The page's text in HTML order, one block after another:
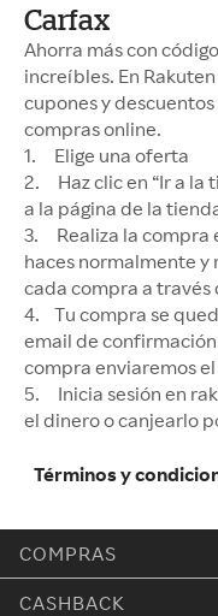
Carfax
Ahorra más con
increíbles. En
cupones y
compras online.
1. Elige una oferta
2. Haz clic en “Ir a la
a la página de la
3. Realiza la compra
haces normalmente y
cada compra a
4. Tu compra se
email de
compra enviaremos
5. Inicia sesión en
el dinero o canjearlo
Términos y
COMPRAS
CASHBACK